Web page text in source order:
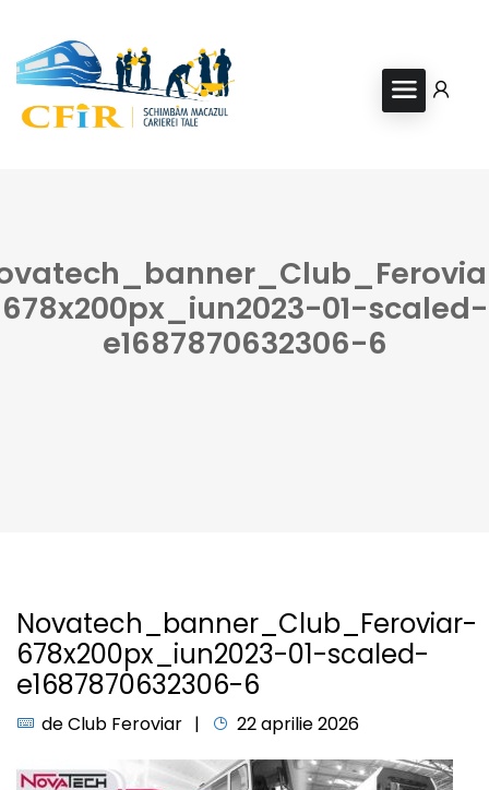
678x200px_iun2023-01-scaled-
e1687870632306-6
Novatech_banner_Club_Feroviar-
678x200px_iun2023-01-scaled-
e1687870632306-6
deClub Feroviar 22 aprilie 2026